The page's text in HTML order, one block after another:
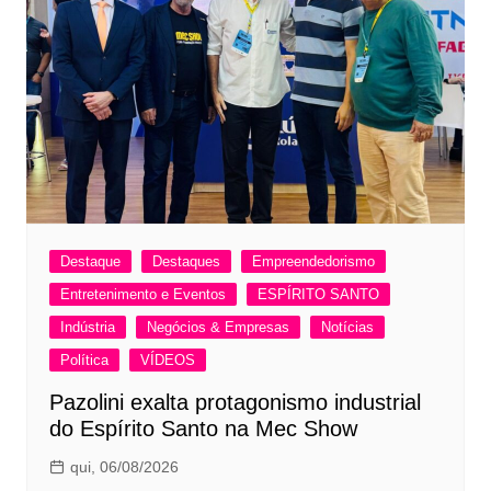
Destaque Destaques
Empreendedorismo
Entretenimento e Eventos
ESPÍRITO SANTO
Indústria
Negócios & Empresas
Notícias
Política
VÍDEOS
Pazolini exalta protagonismo industrial
do Espírito Santo na Mec Show
qui, 06/08/2026